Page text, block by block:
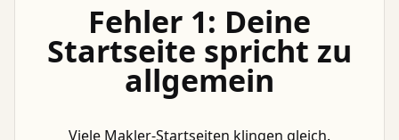
Fehler 1: Deine
Startseite spricht zu
allgemein
Viele Makler-Startseiten klingen gleich.